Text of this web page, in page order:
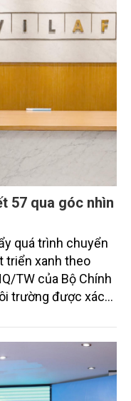
57 qua góc nhìn
quá trình chuyển
triển xanh theo
TW của Bộ Chính
trường được xác
cam kết bền vững
phát thải ròng